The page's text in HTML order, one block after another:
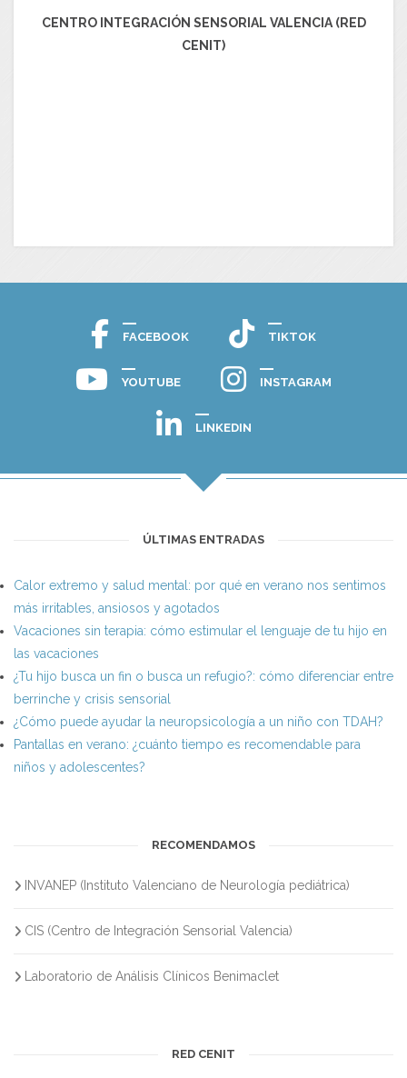
CENTRO INTEGRACIÓN SENSORIAL VALENCIA (RED
CENIT)
FACEBOOK TIKTOK
YOUTUBE INSTAGRAM
LINKEDIN
ÚLTIMAS ENTRADAS
Calor extremo y salud mental: por qué en verano nos sentimos
más irritables, ansiosos y agotados
Vacaciones sin terapia: cómo estimular el lenguaje de tu hijo en
las vacaciones
¿Tu hijo busca un fin o busca un refugio?: cómo diferenciar entre
berrinche y crisis sensorial
¿Cómo puede ayudar la neuropsicología a un niño con TDAH?
Pantallas en verano: ¿cuánto tiempo es recomendable para
niños y adolescentes?
RECOMENDAMOS
INVANEP (Instituto Valenciano de Neurología pediátrica)
CIS (Centro de Integración Sensorial Valencia)
Laboratorio de Análisis Clínicos Benimaclet
RED CENIT